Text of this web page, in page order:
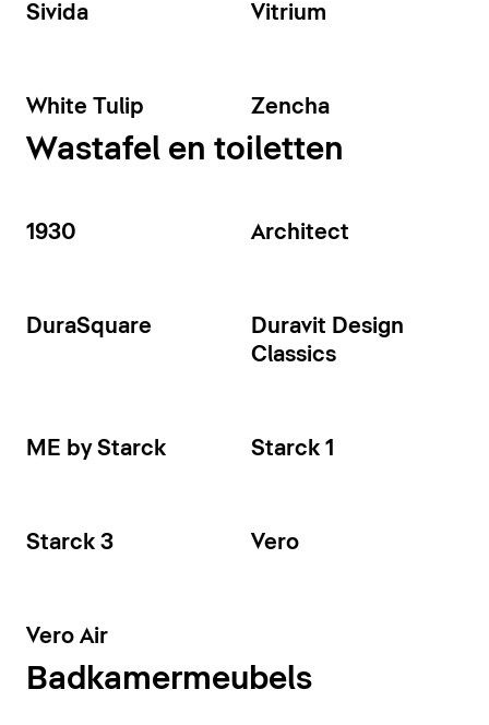
Sivida Vitrium
White Tulip Zencha
Wastafel en toiletten
1930 Architect
DuraSquare
Duravit Design
Classics
ME by Starck Starck 1
Starck 3 Vero
Vero Air
Badkamermeubels